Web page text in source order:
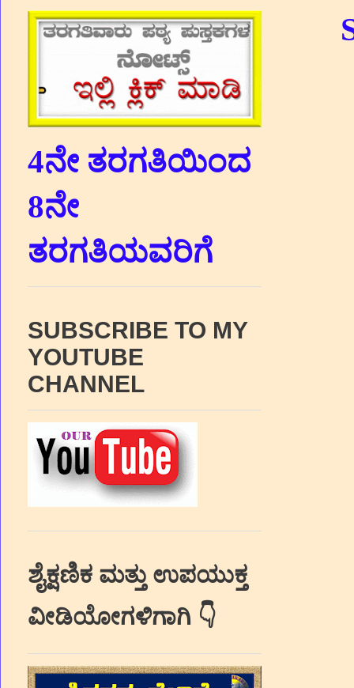
4ನೇ ತರಗತಿಯಿಂದ
8ನೇ
ತರಗತಿಯವರಿಗೆ
SUBSCRIBE TO MY
YOUTUBE
CHANNEL
ಶೈಕ್ಷಣಿಕ ಮತ್ತು ಉಪಯುಕ್ತ
ವೀಡಿಯೋಗಳಿಗಾಗಿ 👇